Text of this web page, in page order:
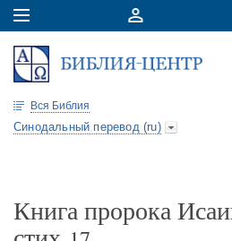
Вся Библия
Синодальный перевод (ru)
Книга пророка